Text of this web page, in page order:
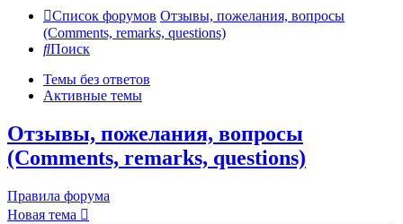
Список форумов Отзывы, пожелания, вопросы
(Comments, remarks, questions)
Поиск
Темы без ответов
Активные темы
Отзывы, пожелания, вопросы
(Comments, remarks, questions)
Правила форума
Новая тема